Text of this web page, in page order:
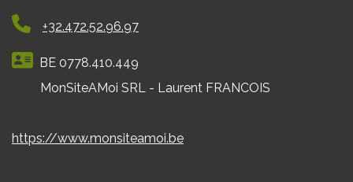
+32.472.52.96.97
BE 0778.410.449
MonSiteAMoi SRL - Laurent FRANCOIS
https://www.monsiteamoi.be